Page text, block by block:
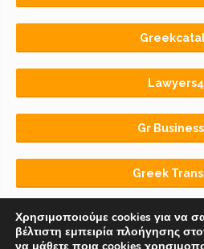
Gr
Greek
Χρησιμοποιούμε cookies για να
βέλτιστη εμπειρία πλοήγησης